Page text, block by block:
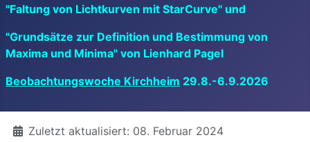
"Faltung von Lichtkurven mit StarCurve" und
"Grundsätze zur Definition und Bestimmung von
Maxima und Minima" von Lienhard Pagel
Beobachtungswoche Kirchheim 29.8.-6.9.2026
DetailsZuletzt aktualisiert: 08. Februar 2024